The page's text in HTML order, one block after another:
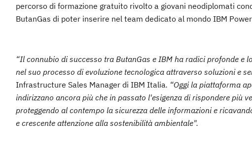
percorso di formazione gratuito rivolto a giovani neodiplomati
ButanGas di poter inserire nel team dedicato al mondo IBM
“Il connubio di successo tra ButanGas e IBM ha radici profonde e
nel suo processo di evoluzione tecnologica attraverso soluzioni e
Infrastructure Sales Manager di IBM Italia. “Oggi la piattaforma
indirizzano ancora più che in passato l'esigenza di rispondere più
proteggendo al contempo la sicurezza delle informazioni e
e crescente attenzione alla sostenibilità ambientale".